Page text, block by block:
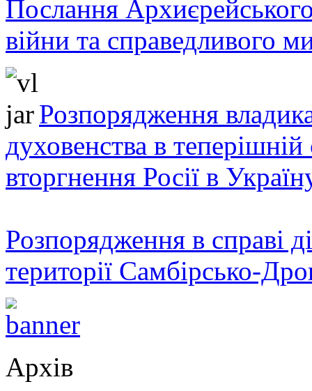
Послання
війни та справедливого
Розпорядження
духовенства в теперішній
вторгнення Росії в
Розпорядження в справі
території Самбірсько-
Архів